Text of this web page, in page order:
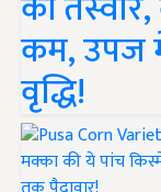
कम, उपज
वृद्धि!